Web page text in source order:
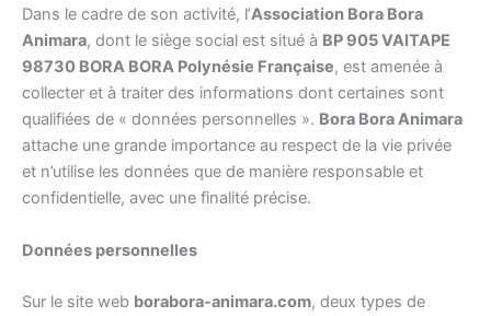
Dans le cadre de son activité, l’Association Bora Bora
Animara, dont le siège social est situé à BP 905 VAITAPE
98730 BORA BORA Polynésie Française, est amenée à
collecter et à traiter des informations dont certaines sont
qualifiées de « données personnelles ». Bora Bora Animara
attache une grande importance au respect de la vie privée
et n’utilise les données que de manière responsable et
confidentielle, avec une finalité précise.
Données personnelles
Sur le site web borabora-animara.com, deux types de